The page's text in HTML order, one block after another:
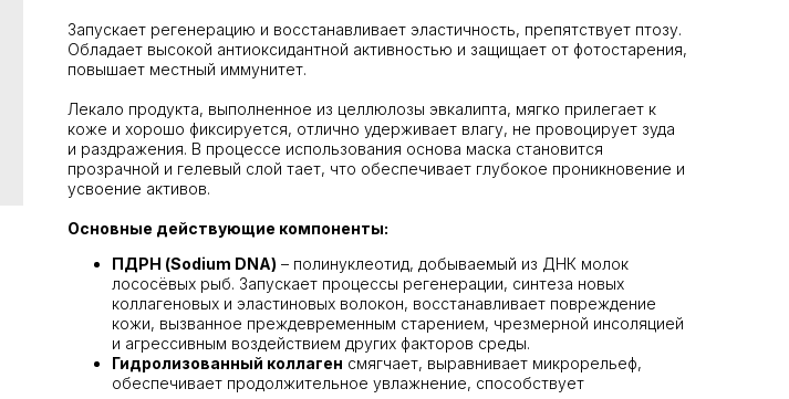
Запускает регенерацию и восстанавливает эластичность, препятствует птозу.
Обладает высокой антиоксидантной активностью и защищает от фотостарения,
повышает местный иммунитет.
Лекало продукта, выполненное из целлюлозы эвкалипта, мягко прилегает к
коже и хорошо фиксируется, отлично удерживает влагу, не провоцирует зуда
и раздражения. В процессе использования основа маска становится
прозрачной и гелевый слой тает, что обеспечивает глубокое проникновение и
усвоение активов.
Основные действующие компоненты:
ПДРН (Sodium DNA) – полинуклеотид, добываемый из ДНК молок
лососёвых рыб. Запускает процессы регенерации, синтеза новых
коллагеновых и эластиновых волокон, восстанавливает повреждение
кожи, вызванное преждевременным старением, чрезмерной инсоляцией
и агрессивным воздействием других факторов среды.
Гидролизованный коллаген смягчает, выравнивает микрорельеф,
обеспечивает продолжительное увлажнение, способствует